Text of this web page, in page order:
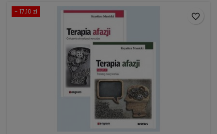
- 17,10 zł
favorite_border